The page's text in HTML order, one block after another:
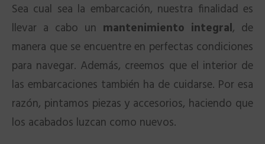
Sea cual sea la embarcación, nuestra finalidad es
llevar a cabo un mantenimiento integral, de
manera que se encuentre en perfectas condiciones
para navegar. Además, creemos que el interior de
las embarcaciones también ha de cuidarse. Por esa
razón, pintamos piezas y accesorios, haciendo que
los acabados luzcan como nuevos.